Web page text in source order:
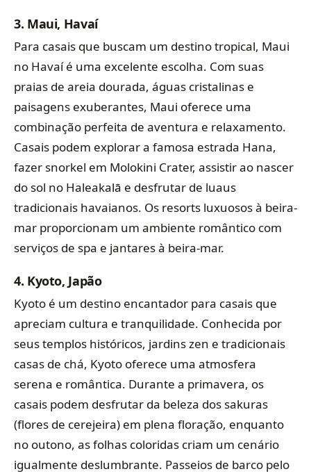
3. Maui, Havaí
Para casais que buscam um destino tropical, Maui
no Havaí é uma excelente escolha. Com suas
praias de areia dourada, águas cristalinas e
paisagens exuberantes, Maui oferece uma
combinação perfeita de aventura e relaxamento.
Casais podem explorar a famosa estrada Hana,
fazer snorkel em Molokini Crater, assistir ao nascer
do sol no Haleakalā e desfrutar de luaus
tradicionais havaianos. Os resorts luxuosos à beira-
mar proporcionam um ambiente romântico com
serviços de spa e jantares à beira-mar.
4. Kyoto, Japão
Kyoto é um destino encantador para casais que
apreciam cultura e tranquilidade. Conhecida por
seus templos históricos, jardins zen e tradicionais
casas de chá, Kyoto oferece uma atmosfera
serena e romântica. Durante a primavera, os
casais podem desfrutar da beleza dos sakuras
(flores de cerejeira) em plena floração, enquanto
no outono, as folhas coloridas criam um cenário
igualmente deslumbrante. Passeios de barco pelo